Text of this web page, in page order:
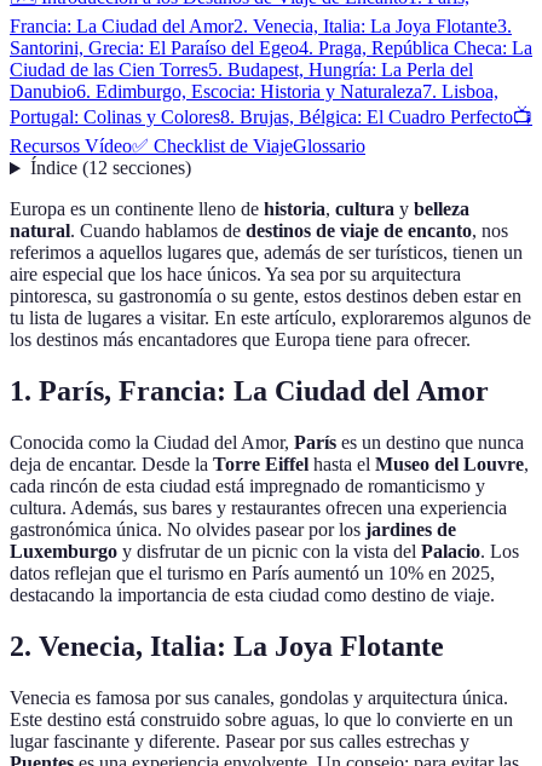
Francia: La Ciudad del Amor2. Venecia, Italia: La Joya Flotante3.
Santorini, Grecia: El Paraíso del Egeo4. Praga, República Checa: La
Ciudad de las Cien Torres5. Budapest, Hungría: La Perla del
Danubio6. Edimburgo, Escocia: Historia y Naturaleza7. Lisboa,
Portugal: Colinas y Colores8. Brujas, Bélgica: El Cuadro Perfecto📺
Recursos Vídeo✅ Checklist de ViajeGlossario
Índice(12 secciones)
Europa es un continente lleno de historia, cultura y belleza
natural. Cuando hablamos de destinos de viaje de encanto, nos
referimos a aquellos lugares que, además de ser turísticos, tienen un
aire especial que los hace únicos. Ya sea por su arquitectura
pintoresca, su gastronomía o su gente, estos destinos deben estar en
tu lista de lugares a visitar. En este artículo, exploraremos algunos de
los destinos más encantadores que Europa tiene para ofrecer.
1. París, Francia: La Ciudad del Amor
Conocida como la Ciudad del Amor, París es un destino que nunca
deja de encantar. Desde la Torre Eiffel hasta el Museo del Louvre,
cada rincón de esta ciudad está impregnado de romanticismo y
cultura. Además, sus bares y restaurantes ofrecen una experiencia
gastronómica única. No olvides pasear por los jardines de
Luxemburgo y disfrutar de un picnic con la vista del Palacio. Los
datos reflejan que el turismo en París aumentó un 10% en 2025,
destacando la importancia de esta ciudad como destino de viaje.
2. Venecia, Italia: La Joya Flotante
Venecia es famosa por sus canales, gondolas y arquitectura única.
Este destino está construido sobre aguas, lo que lo convierte en un
lugar fascinante y diferente. Pasear por sus calles estrechas y